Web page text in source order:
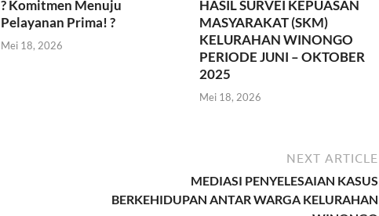
? Komitmen Menuju
Pelayanan Prima! ?
Mei 18, 2026
HASIL SURVEI KEPUASAN
MASYARAKAT (SKM)
KELURAHAN WINONGO
PERIODE JUNI – OKTOBER
2025
Mei 18, 2026
NEXT ARTICLE
MEDIASI PENYELESAIAN KASUS
BERKEHIDUPAN ANTAR WARGA KELURAHAN